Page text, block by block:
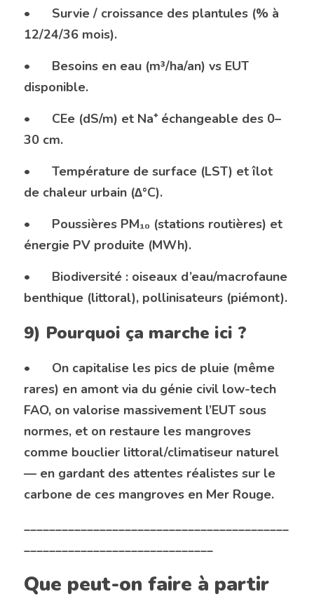
•	Survie / croissance des plantules (% à
12/24/36 mois).
•	Besoins en eau (m³/ha/an) vs EUT
disponible.
•	CEe (dS/m) et Na⁺ échangeable des 0–
30 cm.
•	Température de surface (LST) et îlot
de chaleur urbain (∆°C).
•	Poussières PM₁₀ (stations routières) et
énergie PV produite (MWh).
•	Biodiversité : oiseaux d’eau/macrofaune
benthique (littoral), pollinisateurs (piémont).
9) Pourquoi ça marche ici ?
•	On capitalise les pics de pluie (même
rares) en amont via du génie civil low-tech
FAO, on valorise massivement l’EUT sous
normes, et on restaure les mangroves
comme bouclier littoral/climatiseur naturel
— en gardant des attentes réalistes sur le
carbone de ces mangroves en Mer Rouge.
__________________________________________
______________________________
Que peut-on faire à partir